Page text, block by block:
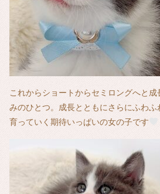
これからショートからセミロングへと成
みのひとつ。成長とともにさらにふわ
育っていく期待いっぱいの女の子です